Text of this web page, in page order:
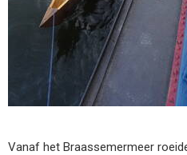
Vanaf het Braassemermeer